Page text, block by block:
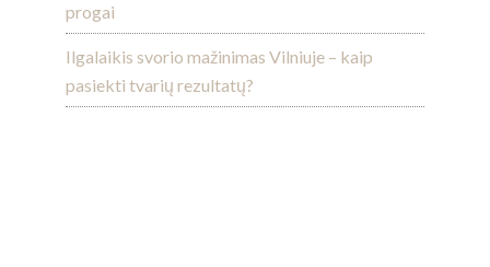
progai
Ilgalaikis svorio mažinimas Vilniuje – kaip
pasiekti tvarių rezultatų?